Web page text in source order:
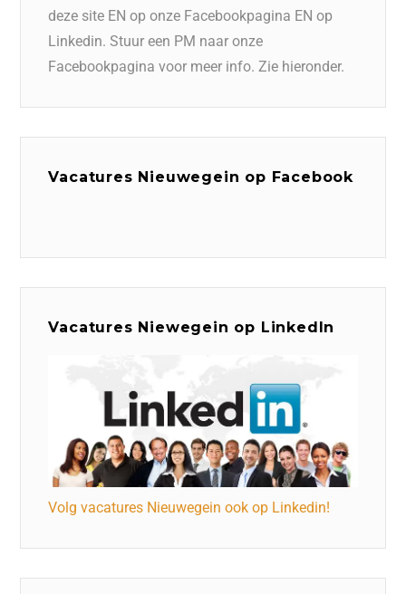
deze site EN op onze Facebookpagina EN op
Linkedin. Stuur een PM naar onze
Facebookpagina voor meer info. Zie hieronder.
Vacatures Nieuwegein op Facebook
Vacatures Niewegein op LinkedIn
Volg vacatures Nieuwegein ook op Linkedin!